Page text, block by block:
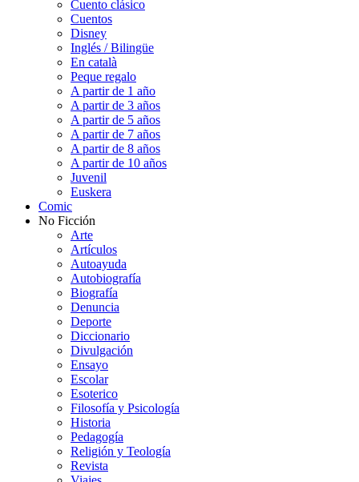
Cuento clásico
Cuentos
Disney
Inglés / Bilingüe
En català
Peque regalo
A partir de 1 año
A partir de 3 años
A partir de 5 años
A partir de 7 años
A partir de 8 años
A partir de 10 años
Juvenil
Euskera
Comic
No Ficción
Arte
Artículos
Autoayuda
Autobiografía
Biografía
Denuncia
Deporte
Diccionario
Divulgación
Ensayo
Escolar
Esoterico
Filosofía y Psicología
Historia
Pedagogía
Religión y Teología
Revista